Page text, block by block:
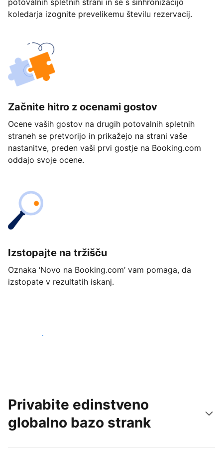
potovalnih spletnih strani in se s sinhronizacijo
koledarja izognite prevelikemu številu rezervacij.
Začnite hitro z ocenami gostov
Ocene vaših gostov na drugih potovalnih spletnih
straneh se pretvorijo in prikažejo na strani vaše
nastanitve, preden vaši prvi gostje na Booking.com
oddajo svoje ocene.
Izstopajte na tržišču
Oznaka ‘Novo na Booking.com’ vam pomaga, da
izstopate v rezultatih iskanj.
Začnite danes
Privabite edinstveno
globalno bazo strank